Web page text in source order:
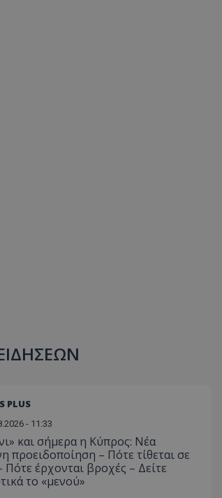
PLUS
- 11:33
και σήμερα η Κύπρος: Νέα
προειδοποίηση – Πότε τίθεται σε
Πότε έρχονται βροχές – Δείτε
το «μενού»